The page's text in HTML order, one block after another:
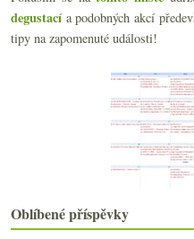
Gril, ředkvičky, veltlíny,
Vé Osmička slavnostně…
Designová chladnička na
Anakena Sauvignon Blanc
Frankovka 2006 od
Víno nebo domeček?
Vinná fotosoutěž –
Výsledky ankety „Z
Tramín za šest pětek
Nepijte, zblbnete…
degustacía podobných akcí
tipy na zapomenuté události!
Oblíbené příspěvky